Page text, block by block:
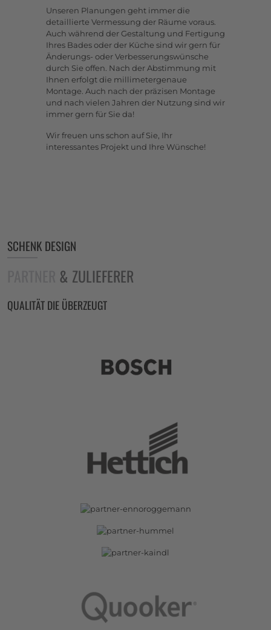
Unseren Planungen geht immer die
detaillierte Vermessung der Räume voraus.
Auch während der Gestaltung und Fertigung
Ihres Bades oder der Küche sind wir gern für
Änderungs- oder Verbesserungswünsche
durch Sie offen. Nach der Abstimmung mit
Ihnen erfolgt die millimetergenaue
Montage. Auch nach der präzisen Montage
und nach vielen Jahren der Nutzung sind wir
immer gern für Sie da!
Wir freuen uns schon auf Sie, Ihr
interessantes Projekt und Ihre Wünsche!
SCHENK DESIGN
& ZULIEFERER
QUALITÄT DIE ÜBERZEUGT